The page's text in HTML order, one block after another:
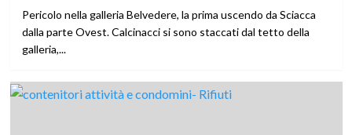
Pericolo nella galleria Belvedere, la prima uscendo da Sciacca
dalla parte Ovest. Calcinacci si sono staccati dal tetto della
galleria,...